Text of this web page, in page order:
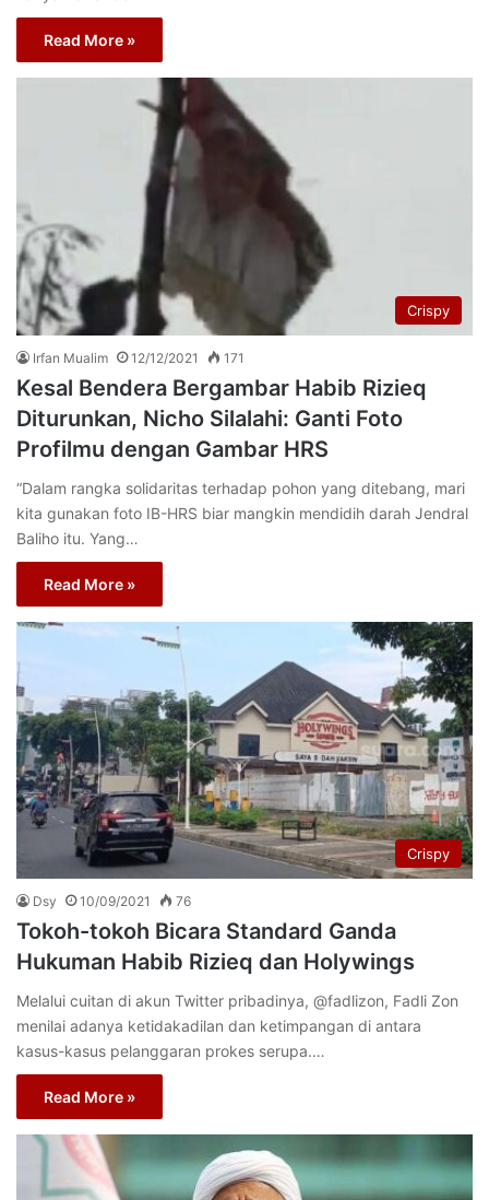
Read More »
Crispy
Irfan Mualim 12/12/2021 171
Kesal Bendera Bergambar Habib Rizieq
Diturunkan, Nicho Silalahi: Ganti Foto
Profilmu dengan Gambar HRS
“Dalam rangka solidaritas terhadap pohon yang ditebang, mari
kita gunakan foto IB-HRS biar mangkin mendidih darah Jendral
Baliho itu. Yang…
Read More »
Crispy
Dsy 10/09/2021 76
Tokoh-tokoh Bicara Standard Ganda
Hukuman Habib Rizieq dan Holywings
Melalui cuitan di akun Twitter pribadinya, @fadlizon, Fadli Zon
menilai adanya ketidakadilan dan ketimpangan di antara
kasus-kasus pelanggaran prokes serupa.…
Read More »